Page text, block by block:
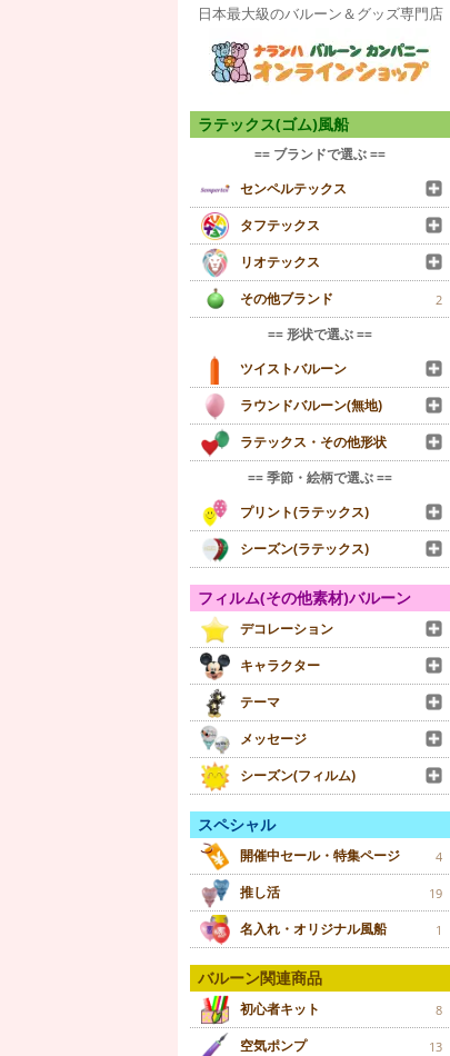
日本最大級のバルーン＆グッズ専門店
ラテックス(ゴム)風船
== ブランドで選ぶ ==
センペルテックス
タフテックス
リオテックス
その他ブランド
2
== 形状で選ぶ ==
ツイストバルーン
ラウンドバルーン(無地)
ラテックス・その他形状
== 季節・絵柄で選ぶ ==
プリント(ラテックス)
シーズン(ラテックス)
フィルム(その他素材)バルーン
デコレーション
キャラクター
テーマ
メッセージ
シーズン(フィルム)
スペシャル
開催中セール・特集ページ 4
推し活 19
名入れ・オリジナル風船 1
バルーン関連商品
初心者キット 8
空気ポンプ 13